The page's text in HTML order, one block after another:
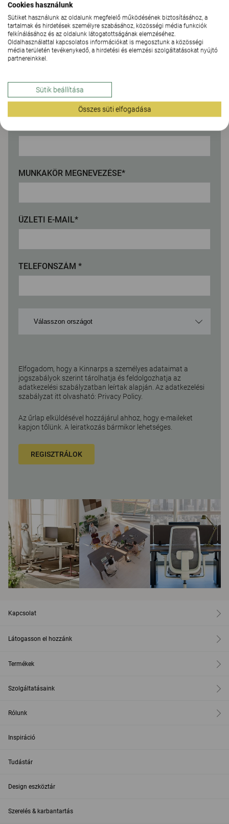
KERESZTNÉV*
VEZETÉKNÉV*
MUNKAKÖR MEGNEVEZÉSE*
ÜZLETI E-MAIL*
TELEFONSZÁM *
Elfogadom, hogy a Kinnarps a személyes adataimat a
jogszabályok szerint tárolhatja és feldolgozhatja az
adatkezelési szabályzatban leírtak alapján. Az adatkezelési
szabályzat itt olvasható: Privacy Policy.
Az űrlap elküldésével hozzájárul ahhoz, hogy e-maileket
kapjon tőlünk. A leiratkozás bármikor lehetséges.
REGISZTRÁLOK
Kapcsolat
Látogasson el hozzánk
Termékek
Szolgáltatásaink
Rólunk
Inspiráció
Tudástár
Design eszköztár
Szerelés & karbantartás
Cookies használunk
Sütiket használunk az oldalunk megfelelő működésének biztosításához, a
tartalmak és hirdetések személyre szabásához, közösségi média funkciók
felkínálásához és az oldalunk látogatottságának elemzéséhez.
Oldalhasználattal kapcsolatos információkat is megosztunk a közösségi
média területén tevékenykedő, a hirdetési és elemzési szolgáltatásokat nyújtó
partnereinkkel.
Sütik beállítása
Összes süti elfogadása